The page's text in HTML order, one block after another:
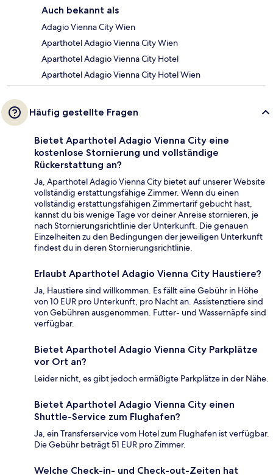
Auch bekannt als
Adagio Vienna City Wien
Aparthotel Adagio Vienna City Wien
Aparthotel Adagio Vienna City Hotel
Aparthotel Adagio Vienna City Hotel Wien
Häufig gestellte Fragen
Bietet Aparthotel Adagio Vienna City eine
kostenlose Stornierung und vollständige
Rückerstattung an?
Ja, Aparthotel Adagio Vienna City bietet auf unserer Website
vollständig erstattungsfähige Zimmer. Wenn du einen
vollständig erstattungsfähigen Zimmertarif gebucht hast,
kannst du bis wenige Tage vor deiner Anreise stornieren, je
nach Stornierungsrichtlinie der Unterkunft. Die genauen
Einzelheiten zu den Bedingungen der jeweiligen Unterkunft
findest du in deren Stornierungsrichtlinie.
Erlaubt Aparthotel Adagio Vienna City Haustiere?
Ja, Haustiere sind willkommen. Es fällt eine Gebühr in Höhe
von 10 EUR pro Unterkunft, pro Nacht an. Assistenztiere sind
von Gebühren ausgenommen. Futter- und Wassernäpfe sind
verfügbar.
Bietet Aparthotel Adagio Vienna City Parkplätze
vor Ort an?
Leider nicht, es gibt jedoch ermäßigte Parkplätze in der Nähe.
Bietet Aparthotel Adagio Vienna City einen
Shuttle-Service zum Flughafen?
Ja, ein Transferservice vom Hotel zum Flughafen ist verfügbar.
Die Gebühr beträgt 51 EUR pro Zimmer.
Welche Check-in- und Check-out-Zeiten hat